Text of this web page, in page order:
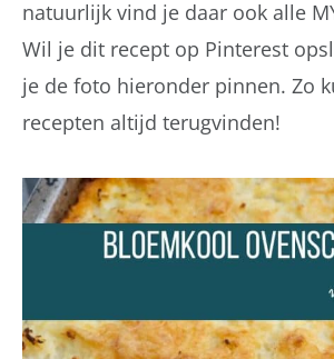
natuurlijk vind je daar ook alle
Wil je dit recept op Pinterest
je de foto hieronder pinnen. Zo
recepten altijd terugvinden!